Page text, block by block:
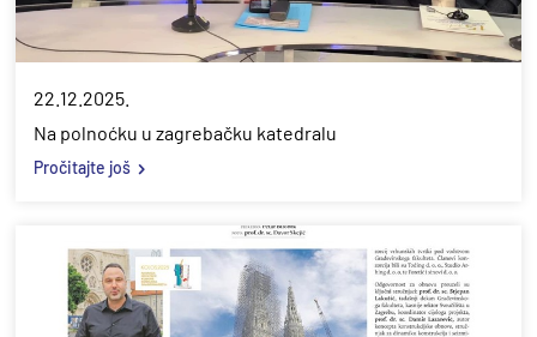
22.12.2025.
Na polnoćku u zagrebačku katedralu
Pročitajte još